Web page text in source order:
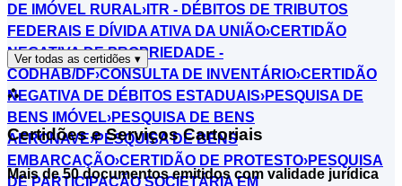
DE IMÓVEL RURAL› ITR - DÉBITOS DE TRIBUTOS
FEDERAIS E DÍVIDA ATIVA DA UNIÃO›CERTIDÃO
NEGATIVA DE PROPRIEDADE -
CODHAB/DF›CONSULTA DE INVENTÁRIO›CERTIDÃO
NEGATIVA DE DÉBITOS ESTADUAIS›PESQUISA DE
BENS IMÓVEL›PESQUISA DE BENS
AERONAVE›PESQUISA DE BENS
EMBARCAÇÃO›CERTIDÃO DE PROTESTO›PESQUISA
DE PARTICIPAÇÃO SOCIETÁRIA EM
Ver todas as certidões ▾
⛬
Certidões e Serviços Cartoriais
Mais de 50 documentos emitidos com validade jurídica